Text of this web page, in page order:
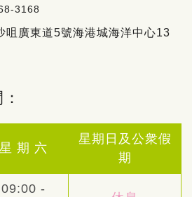
3168
咀廣東道5號海港城海洋中心13
星 期 六
星期日及公衆假
期
09:00 -